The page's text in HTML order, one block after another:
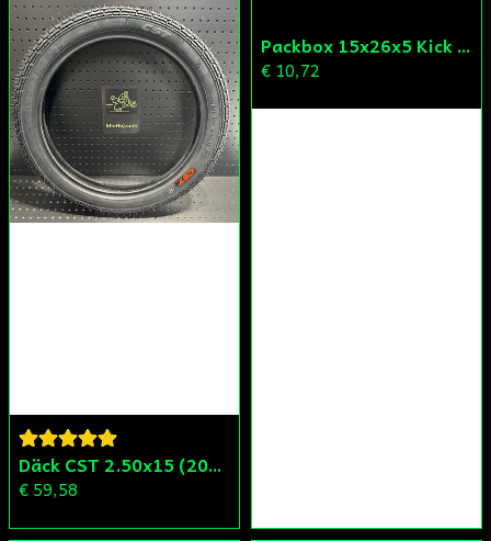
Skicka fråga
Däck CST 2.50x15 (20x250) Compact/Scoper/Mamba/Flakmoped
€ 59,58
Packbox 15x26x5 Kick Aprilia/Derbi/Gilera (original)
€ 10,72